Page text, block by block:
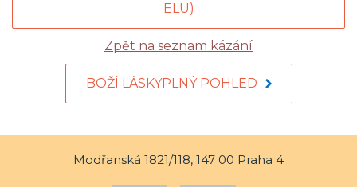
ELU)
Zpět na seznam kázání
BOŽÍ LÁSKYPLNÝ POHLED
Modřanská 1821/118, 147 00 Praha 4